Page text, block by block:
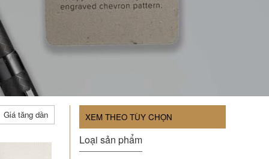
Giá tăng dần XEM THEO TÙY CHỌN
Loại sản phẩm